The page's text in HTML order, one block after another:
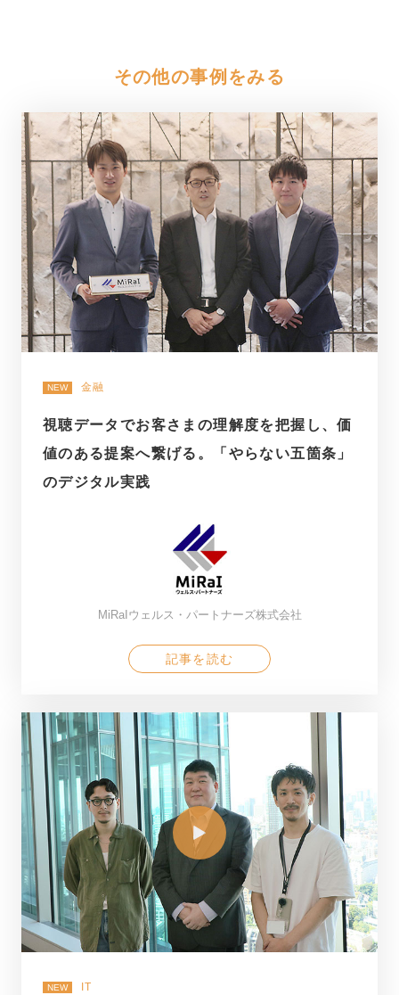
その他の事例をみる
NEW 金融
視聴データでお客さまの理解度を把握し、価
値のある提案へ繋げる。「やらない五箇条」
のデジタル実践
MiRaIウェルス・パートナーズ株式会社
記事を読む
NEW IT